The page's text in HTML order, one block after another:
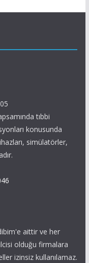
tıbbi
konusunda
simülatörler,
aittir ve her
olduğu firmalara
izinsiz kullanılamaz.